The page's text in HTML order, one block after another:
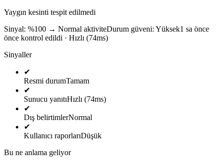
Yaygın kesinti tespit edilmedi
Sinyal: %100 → Normal aktiviteDurum güveni: Yüksek1 sa önce
önce kontrol edildi · Hızlı (74ms)
Sinyaller
✔
Resmi durumTamam
✔
Sunucu yanıtıHızlı (74ms)
✔
Dış belirtimlerNormal
✔
Kullanıcı raporlarıDüşük
Bu ne anlama geliyor